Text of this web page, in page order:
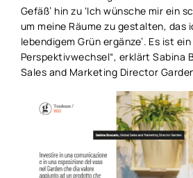
Gefäß’ hin zu ‘Ich wünsche mir ein
um meine Räume zu gestalten, das
lebendigem Grün ergänze’. Es ist
Perspektivwechsel“, erklärt Sabina
Sales and Marketing Director